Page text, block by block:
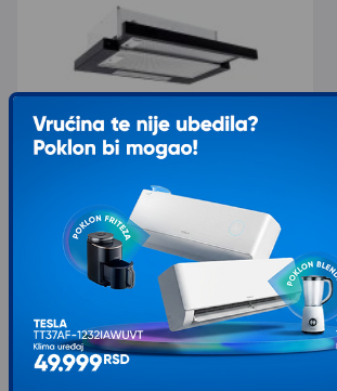
7.549,00
sa 15% popusta
Slični proizvodi